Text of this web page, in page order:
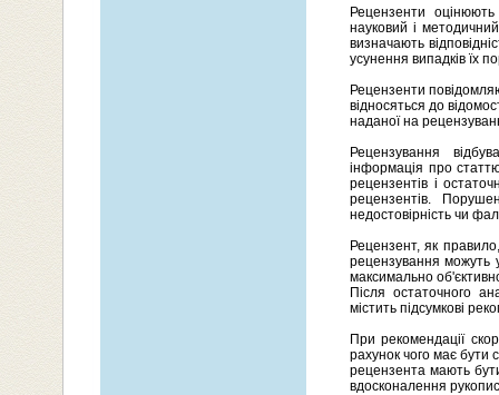
Рецензенти оцінюють
науковий і
визначають
усунення випадків їх
Рецензенти
відносяться до
наданої на
Рецензування
інформація про
рецензентів і
рецензентів.
недостовірність чи
Рецензент, як
рецензування можуть
максимально
Після остаточного
містить підсумкові
При рекомендації
рахунок чого має
рецензента мають
вдосконалення